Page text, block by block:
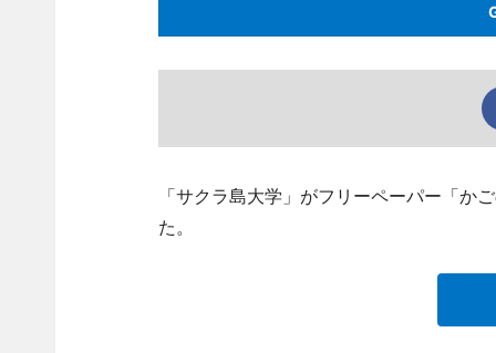
「サクラ島大学」がフリーペーパー「か
た。